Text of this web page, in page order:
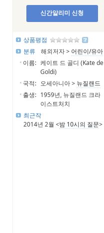
신간알리미 신청
상품평점
분류
해외저자 > 어린이/유아
이름: 케이트 드 골디 (Kate de
Goldi)
국적: 오세아니아 > 뉴질랜드
출생: 1959년, 뉴질랜드 크라
이스트처치
최근작
2014년 2월 <밤 10시의 질문>